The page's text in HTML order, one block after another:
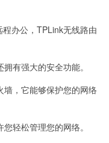
办公，TPLink无线路由
有强大的安全功能。
，它能够保护您的网络
轻松管理您的网络。